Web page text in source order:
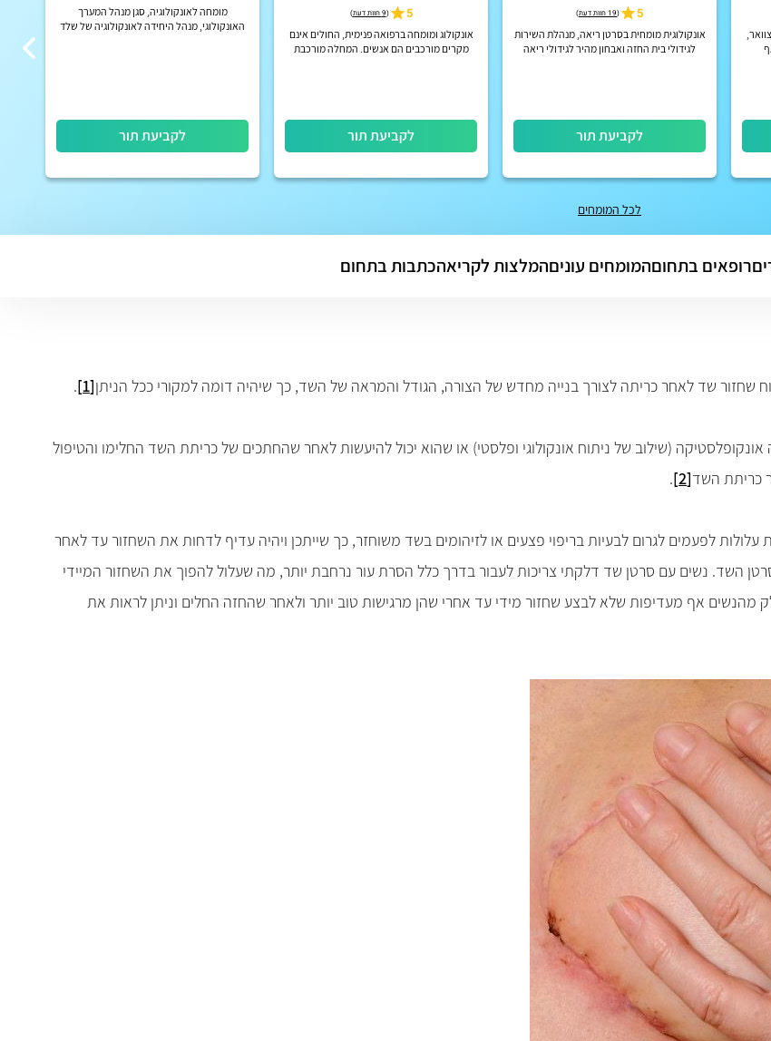
5
(19 חוות דעת )
אונקולוגית מומחית בסרטן ריאה, מנהלת השירות
לגידולי בית החזה ואבחון מהיר לגידולי ריאה
לקביעת תור
5
(9 חוות דעת )
אונקולוג ומומחה ברפואה פנימית, החולים אינם
מקרים מורכבים הם אנשים. המחלה מורכבת
לקביעת תור
מומחה לאונקולוגיה, סגן מנהל המערך
האונקולוגי, מנהל היחידה לאונקולוגיה של שלד
לקביעת תור
לכל המומחים
רופאים בתחוםהמומחים עוניםהמלצות לקריאהכתבות בתחום
שחזור שד לאחר כריתה לצורך בנייה מחדש של הצורה, הגודל והמראה של השד, כך שיהיה דומה למקורי ככל הניתן[1]
.
(שילוב של ניתוח אונקולוגי ופלסטי) או שהוא יכול להיעשות לאחר שהחתכים של כריתת השד החלימו והטיפול
כריתת השד[2]
.
לפעמים לגרום לבעיות בריפוי פצעים או לזיהומים בשד משוחזר, כך שייתכן ויהיה עדיף לדחות את השחזור עד לאחר
השד. נשים עם סרטן שד דלקתי צריכות לעבור בדרך כלל הסרת עור נרחבת יותר, מה שעלול להפוך את השחזור המיידי
מהנשים אף מעדיפות שלא לבצע שחזור מידי עד אחרי שהן מרגישות טוב יותר ולאחר שהחזה החלים וניתן לראות את